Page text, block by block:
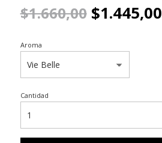
$1.660,00$1.445,00
Aroma
Cantidad